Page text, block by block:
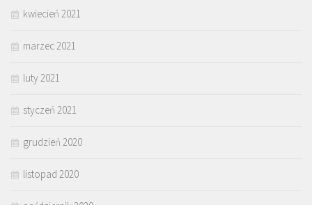
kwiecień 2021
marzec 2021
luty 2021
styczeń 2021
grudzień 2020
listopad 2020